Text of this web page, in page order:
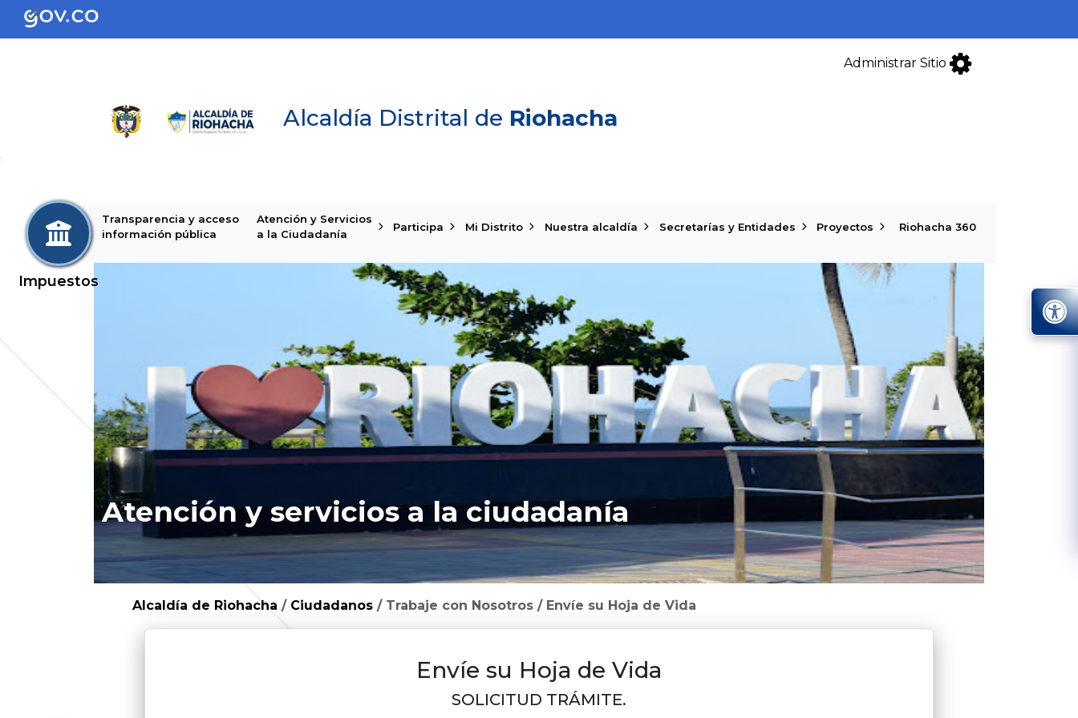
Alcaldía Distrital de Riohacha
Administrar Sitio
Transparencia y acceso
información pública
Atención y Servicios
a la Ciudadanía
Participa Mi Distrito Nuestra alcaldía Secretarías y Entidades Proyectos Riohacha 360
Atención y servicios a la ciudadanía
Alcaldía de Riohacha / Ciudadanos / Trabaje con Nosotros / Envíe su Hoja de Vida
Envíe su Hoja de Vida
​SOLICITUD TRÁMITE.
Impuestos